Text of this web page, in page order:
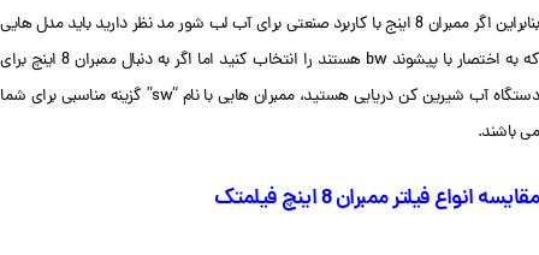
بنابراین اگر ممبران 8 اینج با کاربرد صنعتی برای آب لب شور مد نظر دارید باید مدل هایی
که به اختصار با پیشوند bw هستند را انتخاب کنید اما اگر به دنبال ممبران 8 اینچ برای
دستگاه آب شیرین کن دریایی هستید، ممبران هایی با نام “sw” گزینه مناسبی برای شما
می باشند.
مقایسه انواع فیلتر ممبران 8 اینچ فیلمتک